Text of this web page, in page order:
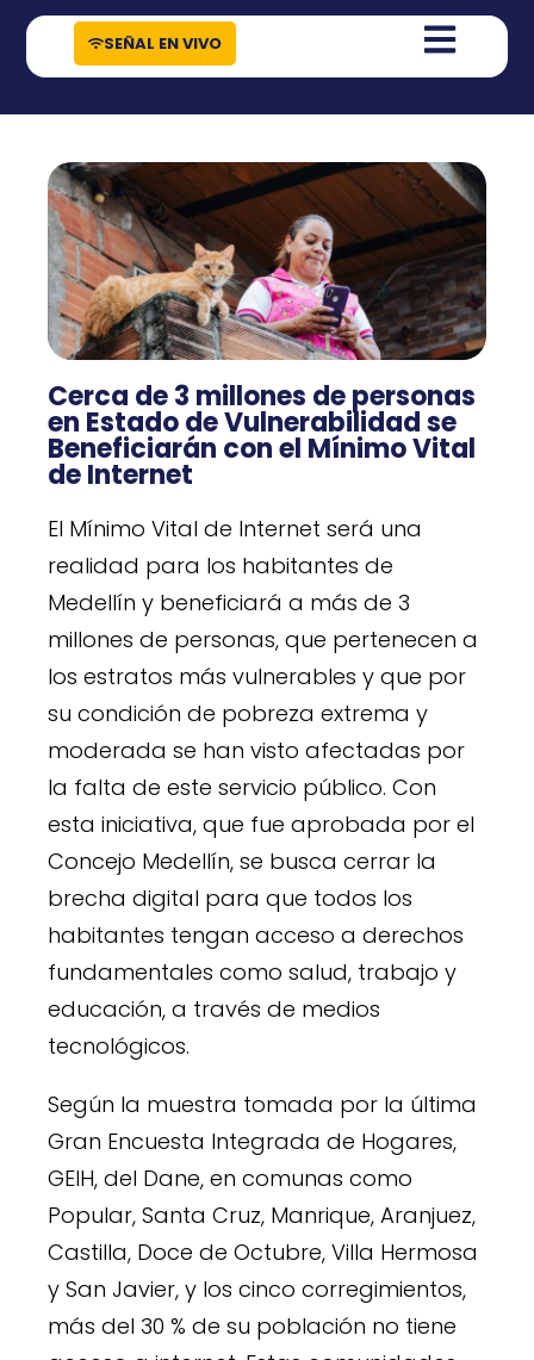
contenido
SEÑAL EN VIVO
Cerca de 3 millones de personas
en Estado de Vulnerabilidad se
Beneficiarán con el Mínimo Vital
de Internet
El Mínimo Vital de Internet será una
realidad para los habitantes de
Medellín y beneficiará a más de 3
millones de personas, que pertenecen a
los estratos más vulnerables y que por
su condición de pobreza extrema y
moderada se han visto afectadas por
la falta de este servicio público. Con
esta iniciativa, que fue aprobada por el
Concejo Medellín, se busca cerrar la
brecha digital para que todos los
habitantes tengan acceso a derechos
fundamentales como salud, trabajo y
educación, a través de medios
tecnológicos.
Según la muestra tomada por la última
Gran Encuesta Integrada de Hogares,
GEIH, del Dane, en comunas como
Popular, Santa Cruz, Manrique, Aranjuez,
Castilla, Doce de Octubre, Villa Hermosa
y San Javier, y los cinco corregimientos,
más del 30 % de su población no tiene